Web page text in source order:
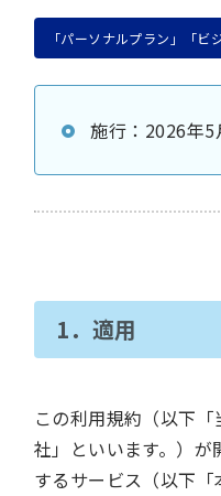
「パーソナルプラン」「ビ
施行：2026年5
1．適用
この利用規約（以下
社」といいます。）
するサービス（以下